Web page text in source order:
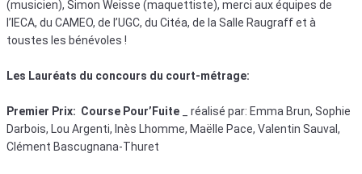
(musicien), Simon Weisse (maquettiste), merci aux équipes de
l’IECA, du CAMEO, de l’UGC, du Citéa, de la Salle Raugraff et à
toustes les bénévoles !
Les Lauréats du concours du court-métrage:
Premier Prix: Course Pour’Fuite _ réalisé par: Emma Brun, Sophie
Darbois, Lou Argenti, Inès Lhomme, Maëlle Pace, Valentin Sauval,
Clément Bascugnana-Thuret